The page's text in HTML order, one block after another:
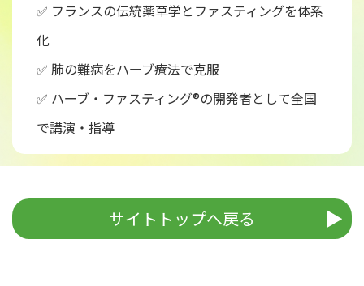
✅ フランスの伝統薬草学とファスティングを体系
化
✅ 肺の難病をハーブ療法で克服
✅ ハーブ・ファスティング®の開発者として全国
で講演・指導
サイトトップへ戻る